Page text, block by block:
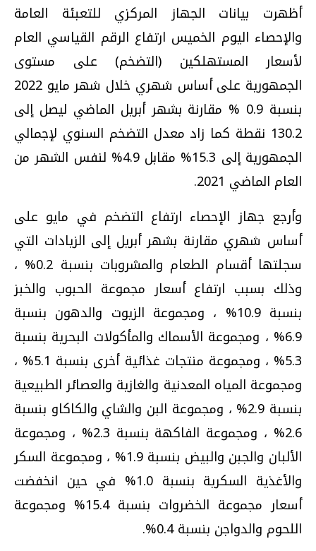
أظهرت بيانات الجهاز المركزي للتعبئة العامة
والإحصاء اليوم الخميس ارتفاع الرقم القياسي العام
لأسعار المستهلكين (التضخم) على مستوى
الجمهورية على أساس شهري خلال شهر مايو 2022
بنسبة 0.9 % مقارنة بشهر أبريل الماضي ليصل إلى
130.2 نقطة كما زاد معدل التضخم السنوي لإجمالي
الجمهورية إلى 15.3% مقابل 4.9% لنفس الشهر من
العام الماضي 2021.
وأرجع جهاز الإحصاء ارتفاع التضخم في مايو على
أساس شهري مقارنة بشهر أبريل إلى الزيادات التي
سجلتها أقسام الطعام والمشروبات بنسبة 0.2% ،
وذلك بسبب ارتفاع أسعار مجموعة الحبوب والخبز
بنسبة 10.9% ، ومجموعة الزيوت والدهون بنسبة
6.9% ، ومجموعة الأسماك والمأكولات البحرية بنسبة
5.3% ، ومجموعة منتجات غذائية أخرى بنسبة 5.1% ،
ومجموعة المياه المعدنية والغازية والعصائر الطبيعية
بنسبة 2.9% ، ومجموعة البن والشاي والكاكاو بنسبة
2.6% ، ومجموعة الفاكهة بنسبة 2.3% ، ومجموعة
الألبان والجبن والبيض بنسبة 1.9% ، ومجموعة السكر
والأغذية السكرية بنسبة 1.0% في حين انخفضت
أسعار مجموعة الخضروات بنسبة 15.4% ومجموعة
اللحوم والدواجن بنسبة 0.4%.